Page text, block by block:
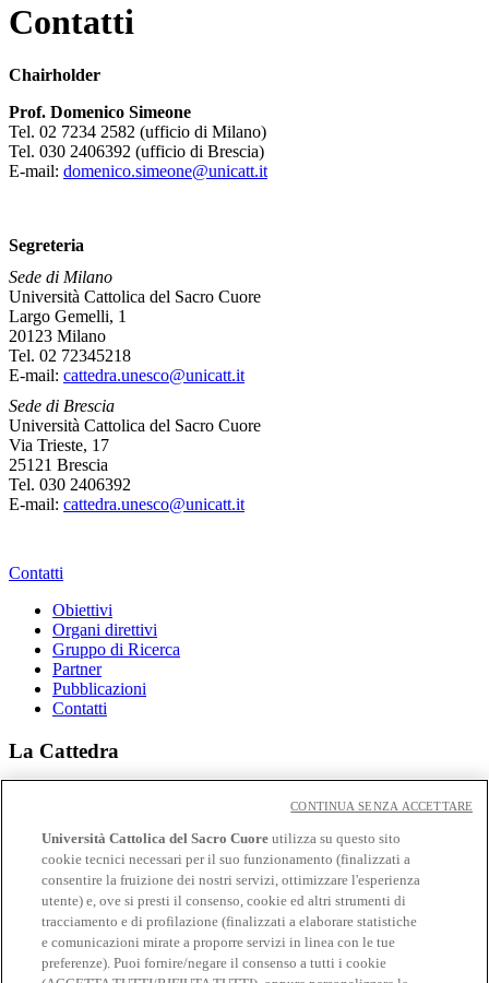
Contatti
Chairholder
Prof. Domenico Simeone
Tel. 02 7234 2582 (ufficio di Milano)
Tel. 030 2406392 (ufficio di Brescia)
E-mail: domenico.simeone@unicatt.it
Segreteria
Sede di Milano
Università Cattolica del Sacro Cuore
Largo Gemelli, 1
20123 Milano
Tel. 02 72345218
E-mail: cattedra.unesco@unicatt.it
Sede di Brescia
Università Cattolica del Sacro Cuore
Via Trieste, 17
25121 Brescia
Tel. 030 2406392
E-mail: cattedra.unesco@unicatt.it
Contatti
Obiettivi
Organi direttivi
Gruppo di Ricerca
Partner
Pubblicazioni
Contatti
La Cattedra
Link utili
UNESCO Chairs and UNITWIN Networks
Commissione Nazionale Italiana per l’UNESCO
Rete delle Cattedre UNESCO Italiane
Università Cattolica del Sacro Cuore utilizza su questo sito
cookie tecnici necessari per il suo funzionamento (finalizzati a
consentire la fruizione dei nostri servizi, ottimizzare l'esperienza
utente) e, ove si presti il consenso, cookie ed altri strumenti di
tracciamento e di profilazione (finalizzati a elaborare statistiche
e comunicazioni mirate a proporre servizi in linea con le tue
preferenze). Puoi fornire/negare il consenso a tutti i cookie
CONTINUA SENZA ACCETTARE